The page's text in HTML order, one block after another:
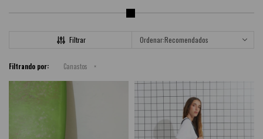
Recomendados
Filtrando por: Canastos